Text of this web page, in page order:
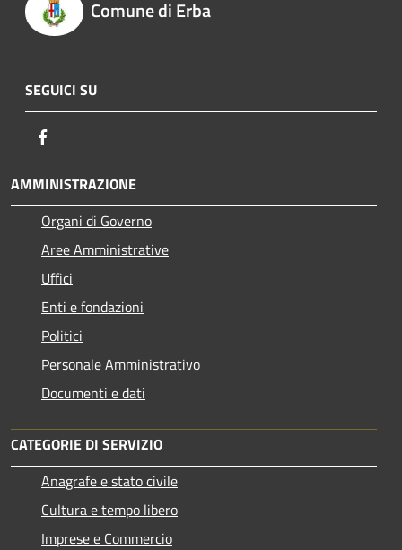
Comune di Erba
SEGUICI SU
AMMINISTRAZIONE
Organi di Governo
Aree Amministrative
Uffici
Enti e fondazioni
Politici
Personale Amministrativo
Documenti e dati
CATEGORIE DI SERVIZIO
Anagrafe e stato civile
Cultura e tempo libero
Imprese e Commercio